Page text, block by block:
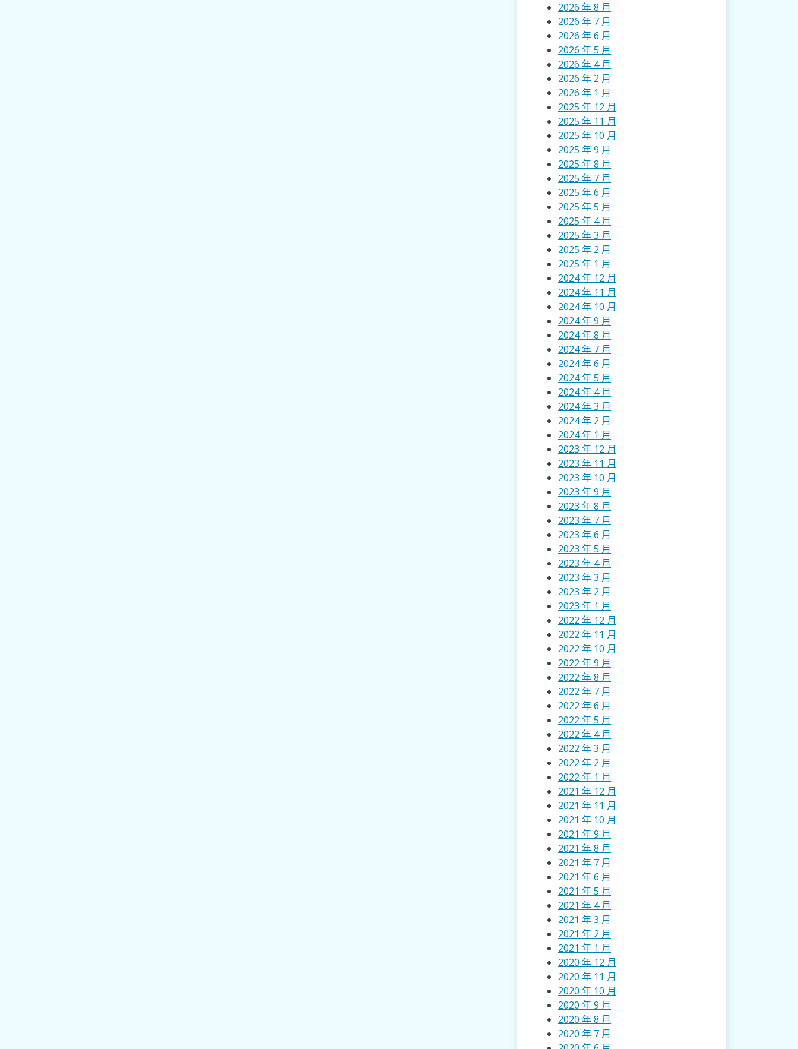
2026 年 8 月
2026 年 7 月
2026 年 6 月
2026 年 5 月
2026 年 4 月
2026 年 2 月
2026 年 1 月
2025 年 12 月
2025 年 11 月
2025 年 10 月
2025 年 9 月
2025 年 8 月
2025 年 7 月
2025 年 6 月
2025 年 5 月
2025 年 4 月
2025 年 3 月
2025 年 2 月
2025 年 1 月
2024 年 12 月
2024 年 11 月
2024 年 10 月
2024 年 9 月
2024 年 8 月
2024 年 7 月
2024 年 6 月
2024 年 5 月
2024 年 4 月
2024 年 3 月
2024 年 2 月
2024 年 1 月
2023 年 12 月
2023 年 11 月
2023 年 10 月
2023 年 9 月
2023 年 8 月
2023 年 7 月
2023 年 6 月
2023 年 5 月
2023 年 4 月
2023 年 3 月
2023 年 2 月
2023 年 1 月
2022 年 12 月
2022 年 11 月
2022 年 10 月
2022 年 9 月
2022 年 8 月
2022 年 7 月
2022 年 6 月
2022 年 5 月
2022 年 4 月
2022 年 3 月
2022 年 2 月
2022 年 1 月
2021 年 12 月
2021 年 11 月
2021 年 10 月
2021 年 9 月
2021 年 8 月
2021 年 7 月
2021 年 6 月
2021 年 5 月
2021 年 4 月
2021 年 3 月
2021 年 2 月
2021 年 1 月
2020 年 12 月
2020 年 11 月
2020 年 10 月
2020 年 9 月
2020 年 8 月
2020 年 7 月